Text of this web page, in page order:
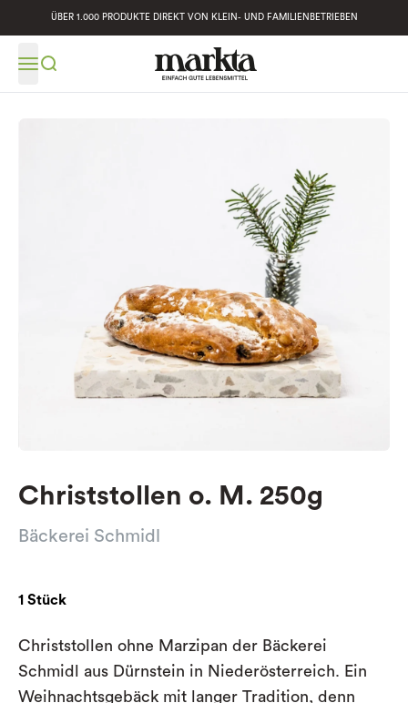
ÜBER 1.000 PRODUKTE DIREKT VON KLEIN- UND FAMILIENBETRIEBEN
Christstollen o. M. 250g
Bäckerei Schmidl
1 Stück
Christstollen ohne Marzipan der Bäckerei
Schmidl aus Dürnstein in Niederösterreich. Ein
Weihnachtsgebäck mit langer Tradition, denn